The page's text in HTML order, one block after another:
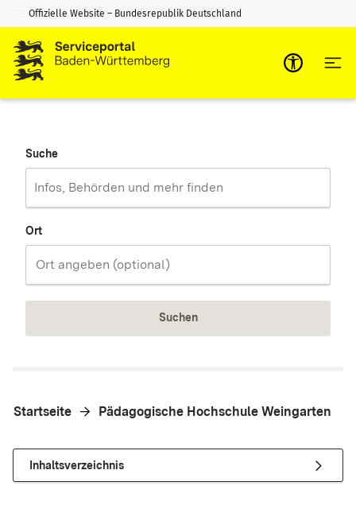
Zum Inhalt springen
Zur Suche springen
Offizielle Website – Bundesrepublik Deutschland
Suche
Ort
Suchen
Startseite Pädagogische Hochschule Weingarten
Inhaltsverzeichnis